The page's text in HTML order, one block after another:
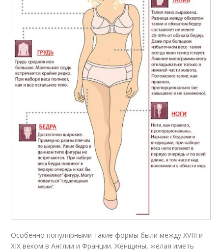
Особенно популярными такие формы были между XVIII и
XIX веком в Англии и Франции. Женщины, желая иметь